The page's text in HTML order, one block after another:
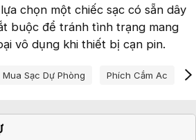
chọn một chiếc sạc có sẵn dây
buộc để tránh tình trạng mang
vô dụng khi thiết bị cạn pin.
Mua Sạc Dự Phòng Phích Cắm Ac